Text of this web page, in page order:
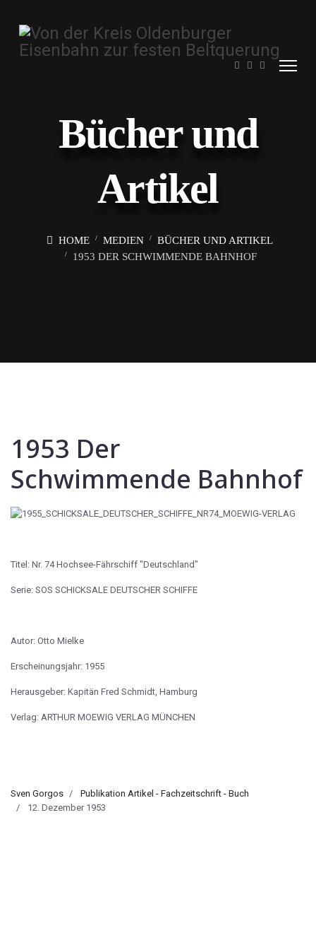
Bücher und
Artikel
HOME MEDIEN
BÜCHER UND ARTIKEL
1953 DER SCHWIMMENDE BAHNHOF
1953 Der
Schwimmende Bahnhof
Titel: Nr. 74 Hochsee-Fährschiff "Deutschland"
Serie: SOS SCHICKSALE DEUTSCHER SCHIFFE
Autor: Otto Mielke
Erscheinungsjahr: 1955
Herausgeber: Kapitän Fred Schmidt, Hamburg
Verlag: ARTHUR MOEWIG VERLAG MÜNCHEN
Sven Gorgos
Publikation Artikel - Fachzeitschrift - Buch
12. Dezember 1953